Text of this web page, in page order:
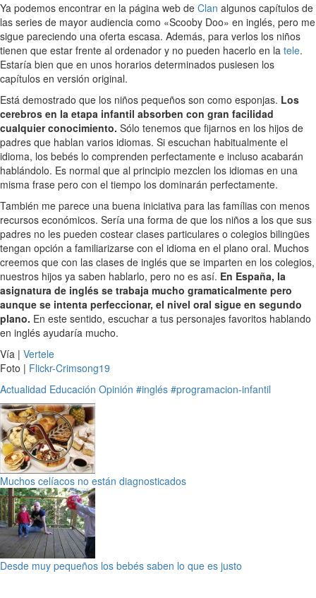
Ya podemos encontrar en la página web de Clan algunos capítulos de
las series de mayor audiencia como «Scooby Doo» en inglés, pero me
sigue pareciendo una oferta escasa. Además, para verlos los niños
tienen que estar frente al ordenador y no pueden hacerlo en la tele.
Estaría bien que en unos horarios determinados pusiesen los
capítulos en versión original.
Está demostrado que los niños pequeños son como esponjas. Los
cerebros en la etapa infantil absorben con gran facilidad
cualquier conocimiento. Sólo tenemos que fijarnos en los hijos de
padres que hablan varios idiomas. Si escuchan habitualmente el
idioma, los bebés lo comprenden perfectamente e incluso acabarán
hablándolo. Es normal que al principio mezclen los idiomas en una
misma frase pero con el tiempo los dominarán perfectamente.
También me parece una buena iniciativa para las famílias con menos
recursos económicos. Sería una forma de que los niños a los que sus
padres no les pueden costear clases particulares o colegios bilingües
tengan opción a familiarizarse con el idioma en el plano oral. Muchos
creemos que con las clases de inglés que se imparten en los colegios,
nuestros hijos ya saben hablarlo, pero no es así. En España, la
asignatura de inglés se trabaja mucho gramaticalmente pero
aunque se intenta perfeccionar, el nivel oral sigue en segundo
plano. En este sentido, escuchar a tus personajes favoritos hablando
en inglés ayudaría mucho.
Vía | Vertele
Foto | Flickr-Crimsong19
Actualidad Educación Opinión #inglés #programacion-infantil
Muchos celíacos no están diagnosticados
Desde muy pequeños los bebés saben lo que es justo